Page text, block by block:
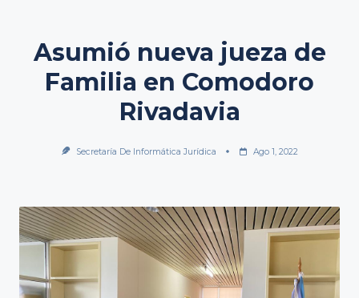
Asumió nueva jueza de
Familia en Comodoro
Rivadavia
Secretaría De Informática Jurídica Ago 1, 2022